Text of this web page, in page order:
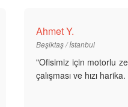
Ahmet Y.
Beşiktaş / İstanbul
"Ofisimiz için motorlu
çalışması ve hızı